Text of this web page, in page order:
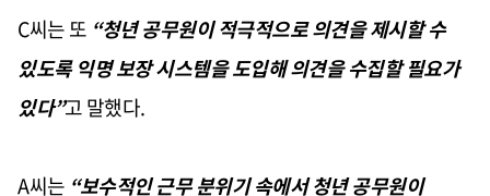
C씨는 또 “청년 공무원이 적극적으로 의견을 제시할 수
있도록 익명 보장 시스템을 도입해 의견을 수집할 필요가
있다”고 말했다.
A씨는 “보수적인 근무 분위기 속에서 청년 공무원이